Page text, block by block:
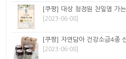
[쿠팡] 대상 청정원 천일염 가
[2023-06-08]
[쿠팡] 자연담아 건강소금4종
[2023-06-08]